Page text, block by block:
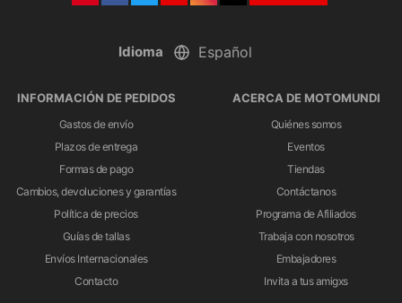
Idioma
INFORMACIÓN DE PEDIDOS
Gastos de envío
Plazos de entrega
Formas de pago
Cambios, devoluciones y garantías
Política de precios
Guías de tallas
Envíos Internacionales
Contacto
ACERCA DE MOTOMUNDI
Quiénes somos
Eventos
Tiendas
Contáctanos
Programa de Afiliados
Trabaja con nosotros
Embajadores
Invita a tus amigxs